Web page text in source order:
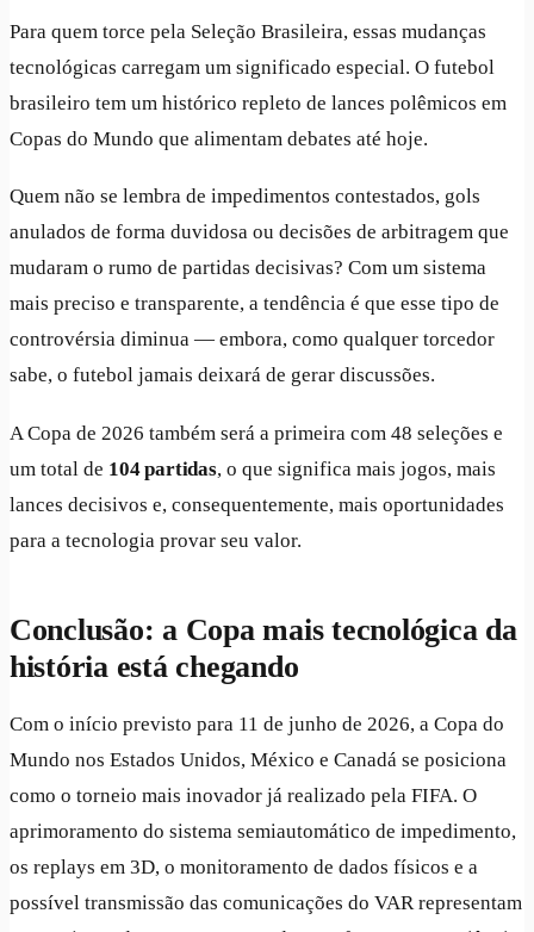
Para quem torce pela Seleção Brasileira, essas mudanças
tecnológicas carregam um significado especial. O futebol
brasileiro tem um histórico repleto de lances polêmicos em
Copas do Mundo que alimentam debates até hoje.
Quem não se lembra de impedimentos contestados, gols
anulados de forma duvidosa ou decisões de arbitragem que
mudaram o rumo de partidas decisivas? Com um sistema
mais preciso e transparente, a tendência é que esse tipo de
controvérsia diminua — embora, como qualquer torcedor
sabe, o futebol jamais deixará de gerar discussões.
A Copa de 2026 também será a primeira com 48 seleções e
um total de 104 partidas, o que significa mais jogos, mais
lances decisivos e, consequentemente, mais oportunidades
para a tecnologia provar seu valor.
Conclusão: a Copa mais tecnológica da
história está chegando
Com o início previsto para 11 de junho de 2026, a Copa do
Mundo nos Estados Unidos, México e Canadá se posiciona
como o torneio mais inovador já realizado pela FIFA. O
aprimoramento do sistema semiautomático de impedimento,
os replays em 3D, o monitoramento de dados físicos e a
possível transmissão das comunicações do VAR representam